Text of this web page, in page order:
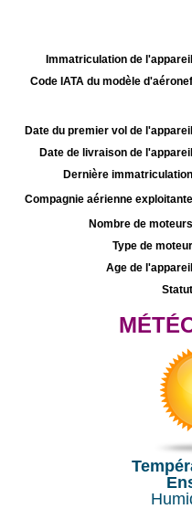
Immatriculation de
Code IATA du modèle
Date du premier vol de
Date de livraison de
Dernière
Compagnie aérienne
Nombre de
Type de
Age de